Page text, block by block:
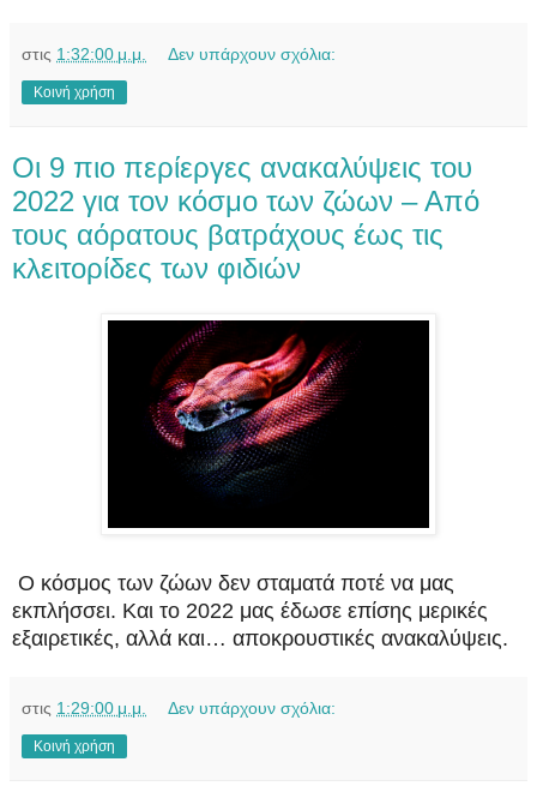
στις 1:32:00 μ.μ. Δεν υπάρχουν σχόλια:
Κοινή χρήση
Οι 9 πιο περίεργες ανακαλύψεις του
2022 για τον κόσμο των ζώων – Από
τους αόρατους βατράχους έως τις
κλειτορίδες των φιδιών
Ο κόσμος των ζώων δεν σταματά ποτέ να μας
εκπλήσσει. Και το 2022 μας έδωσε επίσης μερικές
εξαιρετικές, αλλά και… αποκρουστικές ανακαλύψεις.
στις 1:29:00 μ.μ. Δεν υπάρχουν σχόλια:
Κοινή χρήση